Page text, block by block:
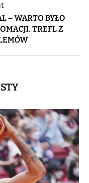
– WARTO BYŁO
TREFL Z